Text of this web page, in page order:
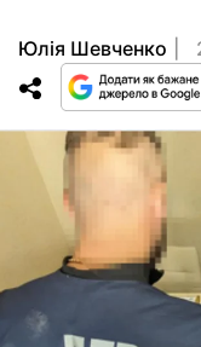
Юлія Шевченко